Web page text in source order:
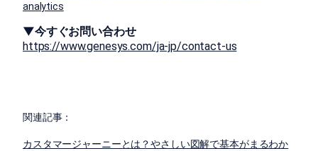
analytics
▼今すぐお問い合わせ
https://www.genesys.com/ja-jp/contact-us
関連記事：
カスタマージャーニーとは？やさしい図解で基本がまるわか